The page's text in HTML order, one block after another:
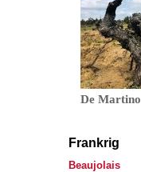
De Martino
Frankrig
Beaujolais